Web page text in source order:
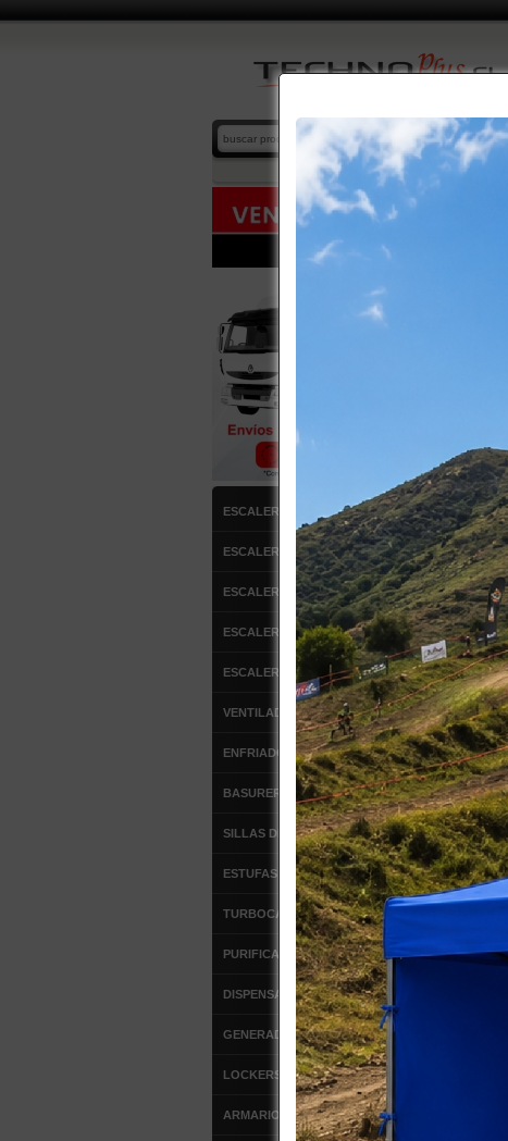
ESCALERAS DE ALUMINIO
ESCALERAS FIBRA DE VIDRIO
ESCALERAS MULTIPROPOSITO
ESCALERA DE ATICO
ESCALERAS TIPO AVION
VENTILADORES
ENFRIADOR DE AIRE
BASUREROS
SILLAS DE OFICINA
ESTUFAS DE PATIO
TURBOCALEFACTORES
PURIFICADORES DE AIRE
DISPENSADORES
GENERADORES DE OZONO
LOCKERS METALICOS
ARMARIOS METALICOS
QUIMICOS
-
-
-
-KIT PARA
TODOS LOS
38 productos
CARRO
$
AF-40BC